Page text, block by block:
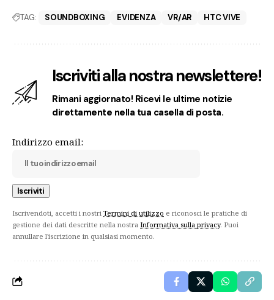
TAG: SOUNDBOXING EVIDENZA VR/AR HTC VIVE
Iscriviti alla nostra newslettere!
Rimani aggiornato! Ricevi le ultime notizie
direttamente nella tua casella di posta.
Indirizzo email:
Iscrivendoti, accetti i nostri Termini di utilizzo e riconosci le pratiche di
gestione dei dati descritte nella nostra Informativa sulla privacy. Puoi
annullare l'iscrizione in qualsiasi momento.